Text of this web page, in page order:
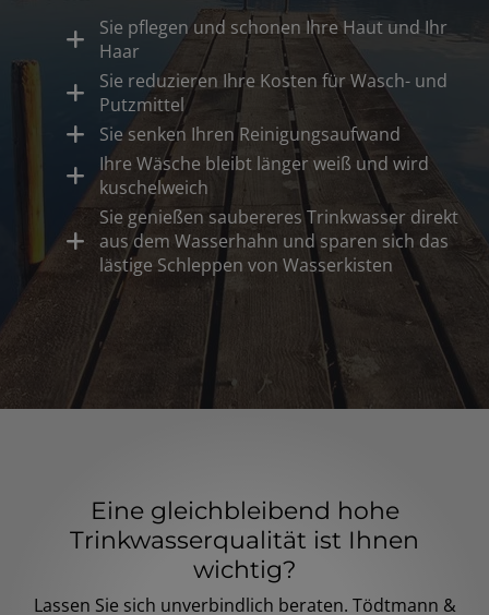
Sie pflegen und schonen Ihre Haut und Ihr
Haar
Sie reduzieren Ihre Kosten für Wasch- und
Putzmittel
Sie senken Ihren Reinigungsaufwand
Ihre Wäsche bleibt länger weiß und wird
kuschelweich
Sie genießen saubereres Trinkwasser direkt
aus dem Wasserhahn und sparen sich das
lästige Schleppen von Wasserkisten
Eine gleichbleibend hohe
Trinkwasserqualität ist Ihnen
wichtig?
Lassen Sie sich unverbindlich beraten. Tödtmann &